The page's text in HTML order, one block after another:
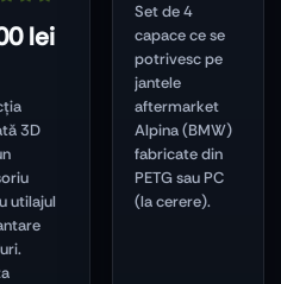
lei
3D
utilajul
Set de 4
capace ce se
potrivesc pe
jantele
aftermarket
Alpina (BMW)
fabricate din
PETG sau PC
(la cerere).